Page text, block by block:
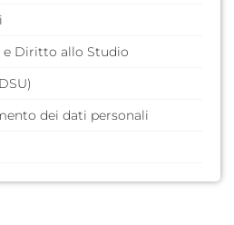
e Diritto allo Studio
dei dati personali